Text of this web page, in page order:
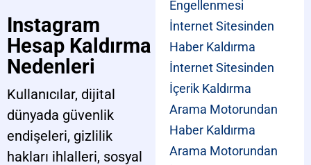
Instagram
Hesap Kaldırma
Nedenleri
Kullanıcılar, dijital
dünyada güvenlik
endişeleri, gizlilik
hakları ihlalleri, sosyal
Engellenmesi
İnternet Sitesinden
Haber Kaldırma
İnternet Sitesinden
İçerik Kaldırma
Arama Motorundan
Haber Kaldırma
Arama Motorundan